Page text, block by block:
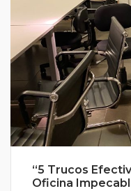
“5 Trucos
Oficina